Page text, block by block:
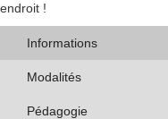
endroit !
Informations
Modalités
Pédagogie